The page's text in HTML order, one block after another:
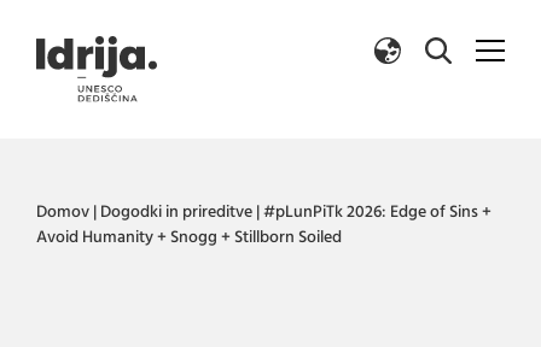
Domov Dogodki in prireditve #pLunPiTk 2026: Edge of Sins +
Avoid Humanity + Snogg + Stillborn Soiled